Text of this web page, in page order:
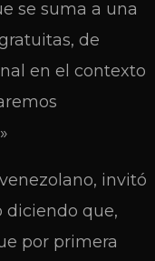
se suma a una
de
en el contexto
invitó
diciendo que,
por primera